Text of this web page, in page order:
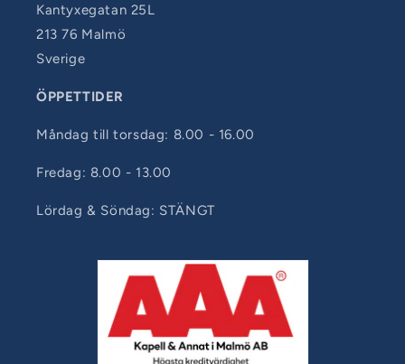
Kantyxegatan 25L
213 76 Malmö
Sverige
ÖPPETTIDER
Måndag till torsdag: 8.00 - 16.00
Fredag: 8.00 - 13.00
Lördag & Söndag: STÄNGT